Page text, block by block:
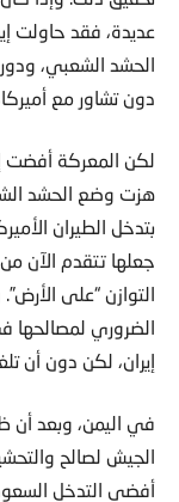
عديدة، فقد حاولت
الحشد الشعبي،
دون تشاور مع
لكن المعركة
هزت وضع الحشد
بتدخل الطيران
جعلها تتقدم الآن من
التوازن “على
الضروري لمصالحها
إيران، لكن دون أن
في اليمن، وبعد أن
الجيش لصالح
أفضى التدخل